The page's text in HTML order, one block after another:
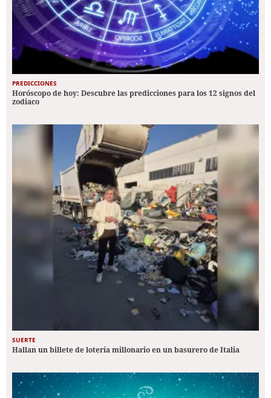
PREDICCIONES
Horóscopo de hoy: Descubre las predicciones para los 12 signos del
zodiaco
SUERTE
Hallan un billete de lotería millonario en un basurero de Italia